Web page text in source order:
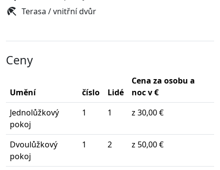
Terasa / vnitřní dvůr
Ceny
Umění číslo Lidé
Cena za osobu a
noc v €
Jednolůžkový
pokoj
1 1 z 30,00 €
Dvoulůžkový
pokoj
1 2 z 50,00 €